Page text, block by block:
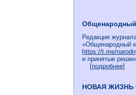
Редакция
«Общенародный
https://t.me/
и принятые
[подробнее]
НОВАЯ